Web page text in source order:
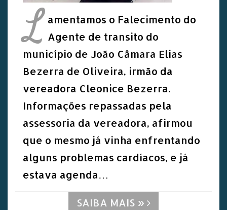
L amentamos o Falecimento do
Agente de transito do
município de João Câmara Elias
Bezerra de Oliveira, irmão da
vereadora Cleonice Bezerra.
Informações repassadas pela
assessoria da vereadora, afirmou
que o mesmo já vinha enfrentando
alguns problemas cardíacos, e já
estava agenda…
SAIBA MAIS »